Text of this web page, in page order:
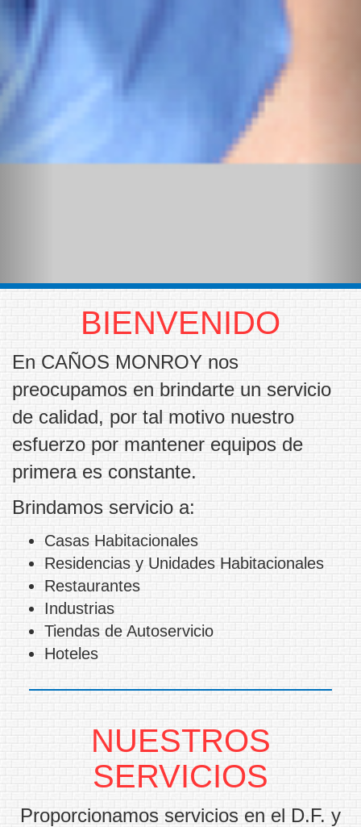
BIENVENIDO
En CAÑOS MONROY nos
preocupamos en brindarte un servicio
de calidad, por tal motivo nuestro
esfuerzo por mantener equipos de
primera es constante.
Brindamos servicio a:
Casas Habitacionales
Residencias y Unidades Habitacionales
Restaurantes
Industrias
Tiendas de Autoservicio
Hoteles
NUESTROS
SERVICIOS
Proporcionamos servicios en el D.F. y